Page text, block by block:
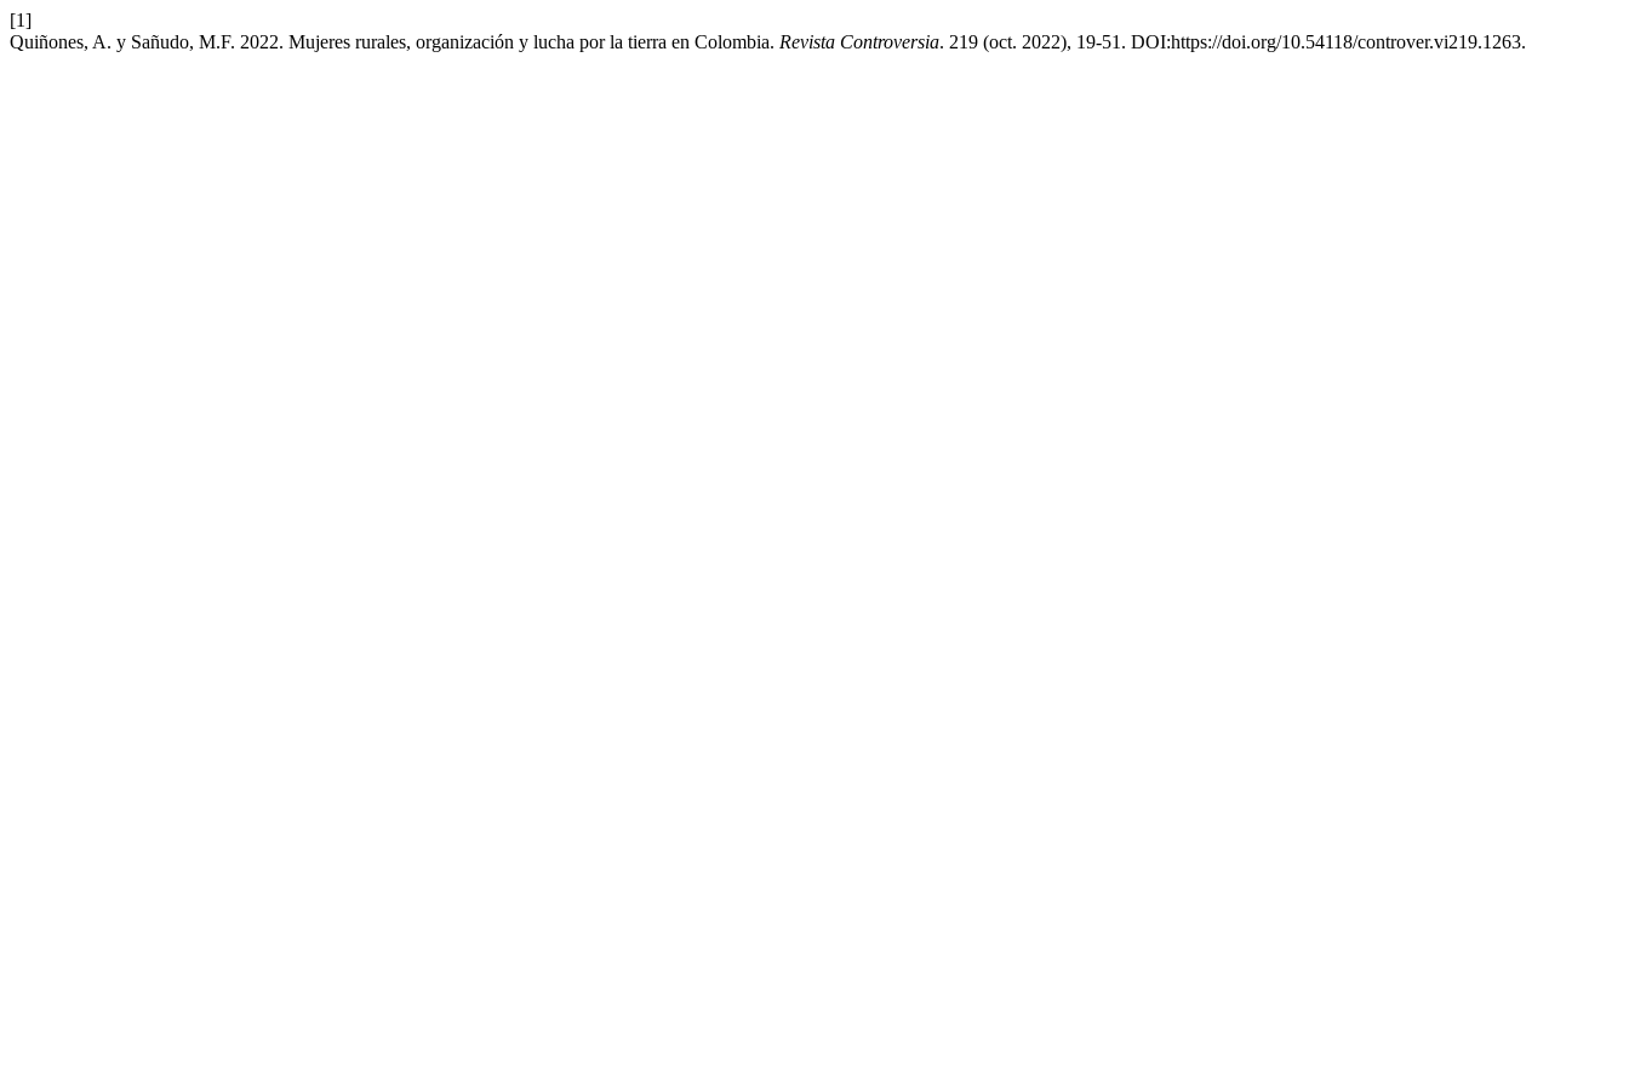
[1]
Quiñones, A. y Sañudo, M.F. 2022. Mujeres rurales, organización y lucha por la tierra en Colombia. Revista Controversia. 219 (oct. 2022), 19-51. DOI:https://doi.org/10.54118/controver.vi219.1263.